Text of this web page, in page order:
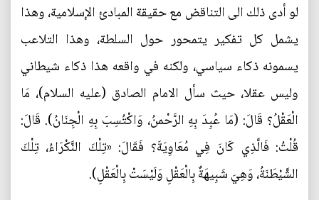
لو أدى ذلك الى التناقض مع حقيقة المبادئ الإسلامية، وهذا
يشمل كل تفكير يتمحور حول السلطة، وهذا التلاعب
يسمونه ذكاء سياسي، ولكنه في واقعه هذا ذكاء شيطاني
وليس عقلا، حيث سأل الامام الصادق (عليه ‌السلام)، مَا
الْعَقْلُ؟ قَالَ: (مَا عُبِدَ بِهِ الرَّحْمنُ، وَاكْتُسِبَ بِهِ الْجِنَانُ). قَالَ:
قُلْتُ: فَالَّذِي كَانَ فِي مُعَاوِيَةَ؟ فَقَالَ: «تِلْكَ النَّكْرَاءُ، تِلْكَ
الشَّيْطَنَةُ، وَهِيَ شَبِيهَةٌ بِالْعَقْلِ وَلَيْسَتْ بِالْعَقْلِ).